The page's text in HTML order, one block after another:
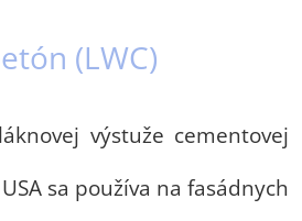
(LWC)
výstuže cementovej
sa používa na fasádnych